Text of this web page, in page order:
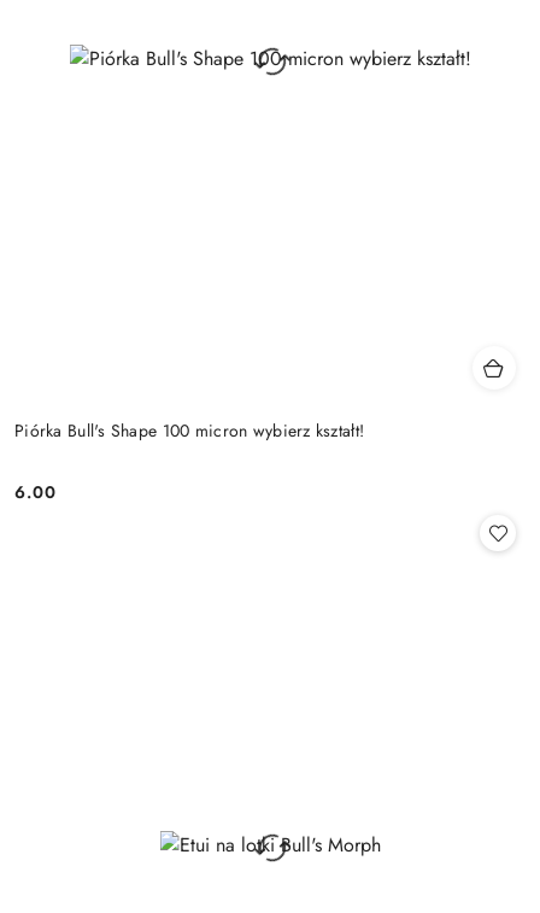
Piórka Bull's Shape 100 micron wybierz kształt!
Cena:
6.00